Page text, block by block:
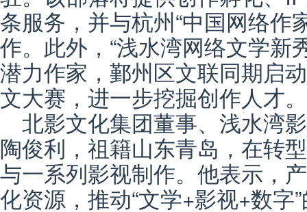
条服务，并与杭州“中国网络作
作。此外，“浅水湾网络文学新
潜力作家，鄞州区文联同期启
文大赛，进一步挖掘创作人才。
北影文化集团董事、浅水湾
陶俊利，祖籍山东青岛，在转
与一系列影视制作。他表示，
化资源，推动“文学+影视+数字